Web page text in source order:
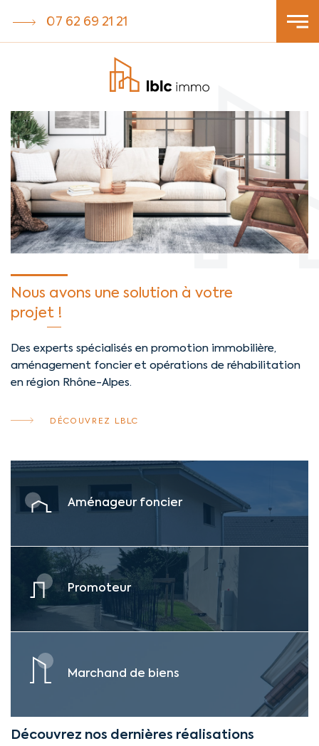
07 62 69 21 21
Nous avons une solution à votre
projet !
Des experts spécialisés en promotion immobilière,
aménagement foncier et opérations de réhabilitation
en région Rhône-Alpes.
DÉCOUVREZ LBLC
Aménageur foncier
Promoteur
Marchand de biens
Découvrez nos dernières réalisations